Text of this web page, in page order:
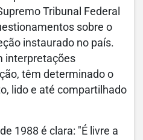
Tribunal Federal
sobre o
instaurado no país.
interpretações
têm determinado o
lido e até compartilhado
1988 é clara: "É livre a